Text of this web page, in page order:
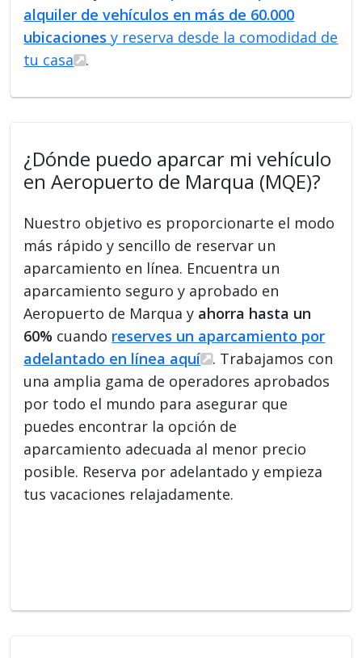
alquiler de vehículos en más de 60.000
ubicaciones y reserva desde la comodidad de
tu casa
.
¿Dónde puedo aparcar mi vehículo
en Aeropuerto de Marqua (MQE)?
Nuestro objetivo es proporcionarte el modo
más rápido y sencillo de reservar un
aparcamiento en línea. Encuentra un
aparcamiento seguro y aprobado en
Aeropuerto de Marqua y ahorra hasta un
60% cuando reserves un aparcamiento por
adelantado en línea aquí
. Trabajamos con
una amplia gama de operadores aprobados
por todo el mundo para asegurar que
puedes encontrar la opción de
aparcamiento adecuada al menor precio
posible. Reserva por adelantado y empieza
tus vacaciones relajadamente.